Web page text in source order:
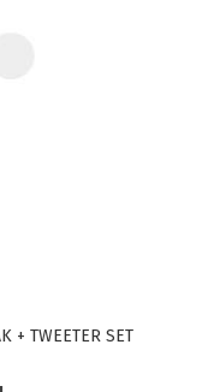
+ TWEETER SET